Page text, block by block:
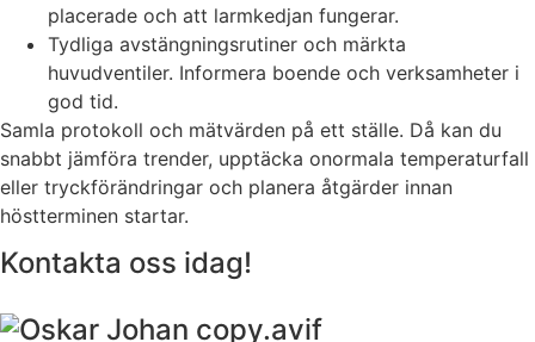
placerade och att larmkedjan fungerar.
Tydliga avstängningsrutiner och märkta
huvudventiler. Informera boende och verksamheter i
god tid.
Samla protokoll och mätvärden på ett ställe. Då kan du
snabbt jämföra trender, upptäcka onormala temperaturfall
eller tryckförändringar och planera åtgärder innan
höstterminen startar.
Kontakta oss idag!